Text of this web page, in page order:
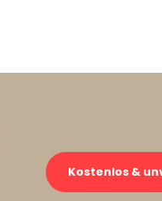
Kostenlos &